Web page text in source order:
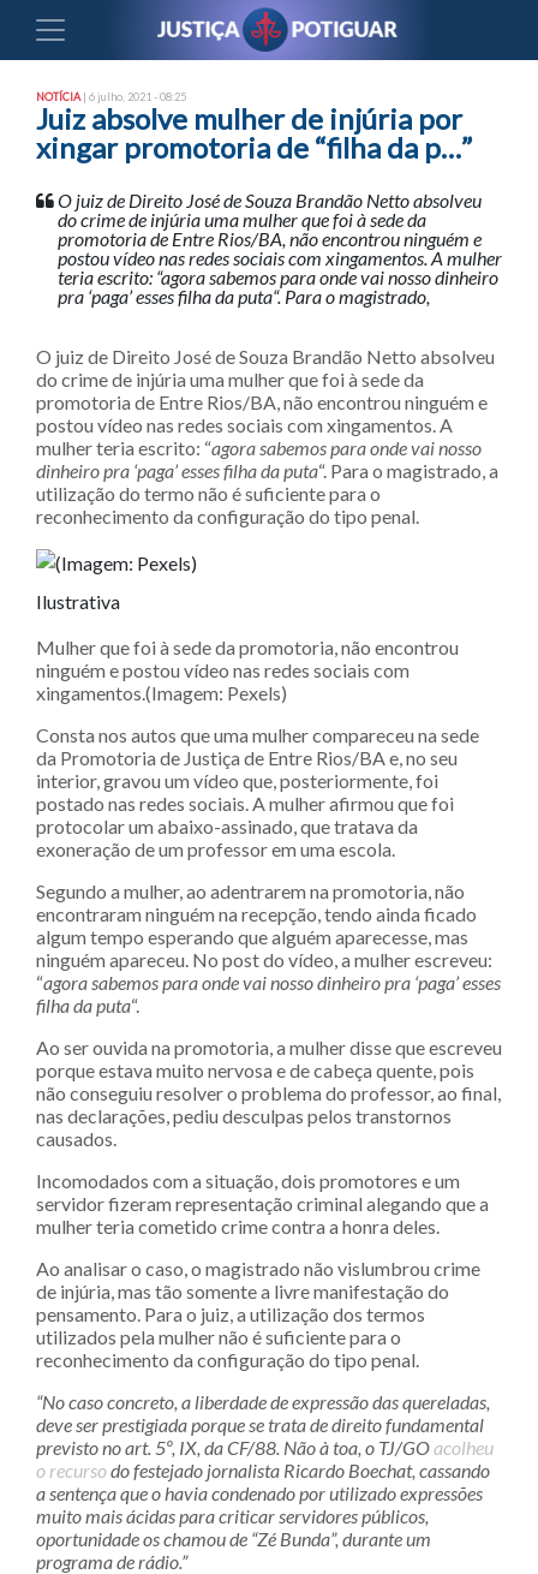
NOTÍCIA | 6 julho, 2021 - 08:25
Juiz absolve mulher de injúria por
xingar promotoria de “filha da p…”
O juiz de Direito José de Souza Brandão Netto absolveu
do crime de injúria uma mulher que foi à sede da
promotoria de Entre Rios/BA, não encontrou ninguém e
postou vídeo nas redes sociais com xingamentos. A mulher
teria escrito: “agora sabemos para onde vai nosso dinheiro
pra ‘paga’ esses filha da puta“. Para o magistrado,
O juiz de Direito José de Souza Brandão Netto absolveu
do crime de injúria uma mulher que foi à sede da
promotoria de Entre Rios/BA, não encontrou ninguém e
postou vídeo nas redes sociais com xingamentos. A
mulher teria escrito: “agora sabemos para onde vai nosso
dinheiro pra ‘paga’ esses filha da puta“. Para o magistrado, a
utilização do termo não é suficiente para o
reconhecimento da configuração do tipo penal.
Ilustrativa
Mulher que foi à sede da promotoria, não encontrou
ninguém e postou vídeo nas redes sociais com
xingamentos.(Imagem: Pexels)
Consta nos autos que uma mulher compareceu na sede
da Promotoria de Justiça de Entre Rios/BA e, no seu
interior, gravou um vídeo que, posteriormente, foi
postado nas redes sociais. A mulher afirmou que foi
protocolar um abaixo-assinado, que tratava da
exoneração de um professor em uma escola.
Segundo a mulher, ao adentrarem na promotoria, não
encontraram ninguém na recepção, tendo ainda ficado
algum tempo esperando que alguém aparecesse, mas
ninguém apareceu. No post do vídeo, a mulher escreveu:
“agora sabemos para onde vai nosso dinheiro pra ‘paga’ esses
filha da puta“.
Ao ser ouvida na promotoria, a mulher disse que escreveu
porque estava muito nervosa e de cabeça quente, pois
não conseguiu resolver o problema do professor, ao final,
nas declarações, pediu desculpas pelos transtornos
causados.
Incomodados com a situação, dois promotores e um
servidor fizeram representação criminal alegando que a
mulher teria cometido crime contra a honra deles.
Ao analisar o caso, o magistrado não vislumbrou crime
de injúria, mas tão somente a livre manifestação do
pensamento. Para o juiz, a utilização dos termos
utilizados pela mulher não é suficiente para o
reconhecimento da configuração do tipo penal.
“No caso concreto, a liberdade de expressão das quereladas,
deve ser prestigiada porque se trata de direito fundamental
previsto no art. 5º, IX, da CF/88. Não à toa, o TJ/GOacolheu
o recursodo festejado jornalista Ricardo Boechat, cassando
a sentença que o havia condenado por utilizado expressões
muito mais ácidas para criticar servidores públicos,
oportunidade os chamou de “Zé Bunda”, durante um
programa de rádio.”